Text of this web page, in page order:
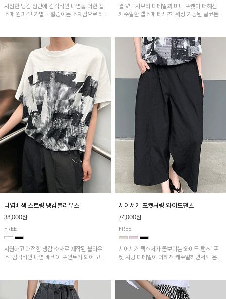
시원한 냉감 원단에 감각적인 나염을 더한 캡
소매 원피스! 가볍고 찰랑이는 소재감으로 쾌
겹 V넥 시보리 디테일과 미니 포켓이 더해진
캐주얼한 캡소매 티셔츠! 워싱 가공된 쿨코튼
나염배색 스트링 냉감블라우스
38,000원
FREE
시원하고 쾌적한 냉감 소재로 제작된 블라우
스! 감각적인 나염 배색이 포인트가 되어 고급
착용 가능합니다~
시어서커 포켓셔링 와이드팬츠
74,000원
FREE
시어서커 텍스처가 돋보이는 와이드 팬츠! 포
켓 셔링 디테일이 더해져 캐주얼하면서도 은은
다. 가볍고 쾌적한 착용감으로 여름철 데일리
아이템으로 활용하기 좋아요~